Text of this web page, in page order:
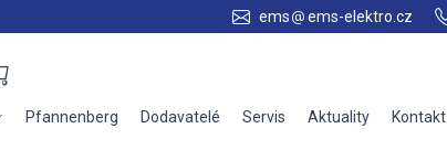
ems ems-elektro.cz
Pfannenberg Dodavatelé Servis Aktuality Kontakt